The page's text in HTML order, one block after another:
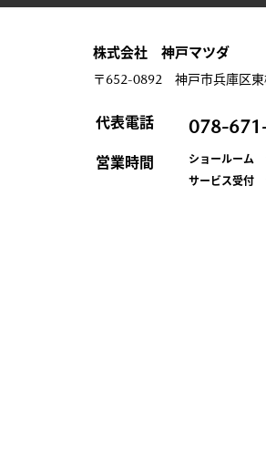
株式会社 神戸マツダ
〒652-0892 神戸市兵庫区東
代表電話 078-
営業時間
ショールーム
サービス受付